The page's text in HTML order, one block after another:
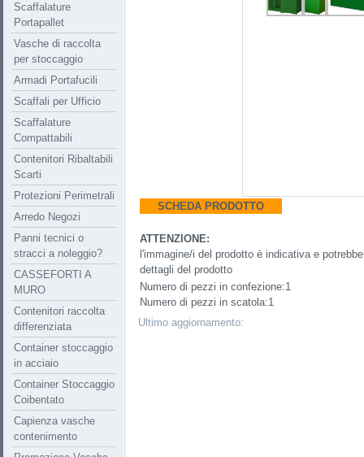
SCHEDA PRODOTTO
ATTENZIONE:
l'immagine/i del prodotto è indicativa e
dettagli del prodotto
Numero di pezzi in confezione:1
Numero di pezzi in scatola:1
Ultimo aggiornamento:
Scaffalature
Portapallet
Vasche di raccolta
per stoccaggio
Armadi Portafucili
Scaffali per Ufficio
Scaffalature
Compattabili
Contenitori Ribaltabili
Scarti
Protezioni Perimetrali
Arredo Negozi
Panni tecnici o
stracci a noleggio?
CASSEFORTI A
MURO
Contenitori raccolta
differenziata
Container stoccaggio
in acciaio
Container Stoccaggio
Coibentato
Capienza vasche
contenimento